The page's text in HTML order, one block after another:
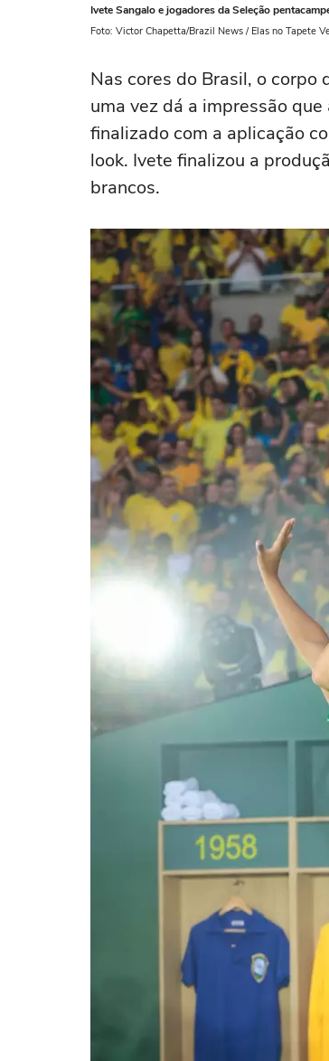
Ivete Sangalo e jogadores da Seleção
Foto: Victor Chapetta/Brazil News / Elas no Tapete
Nas cores do Brasil, o corpo
uma vez dá a impressão
finalizado com a aplicação
look. Ivete finalizou a
brancos.